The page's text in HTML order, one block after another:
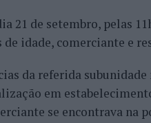
21 de setembro, pelas
de idade, comerciante e
da referida
em
se encontrava na